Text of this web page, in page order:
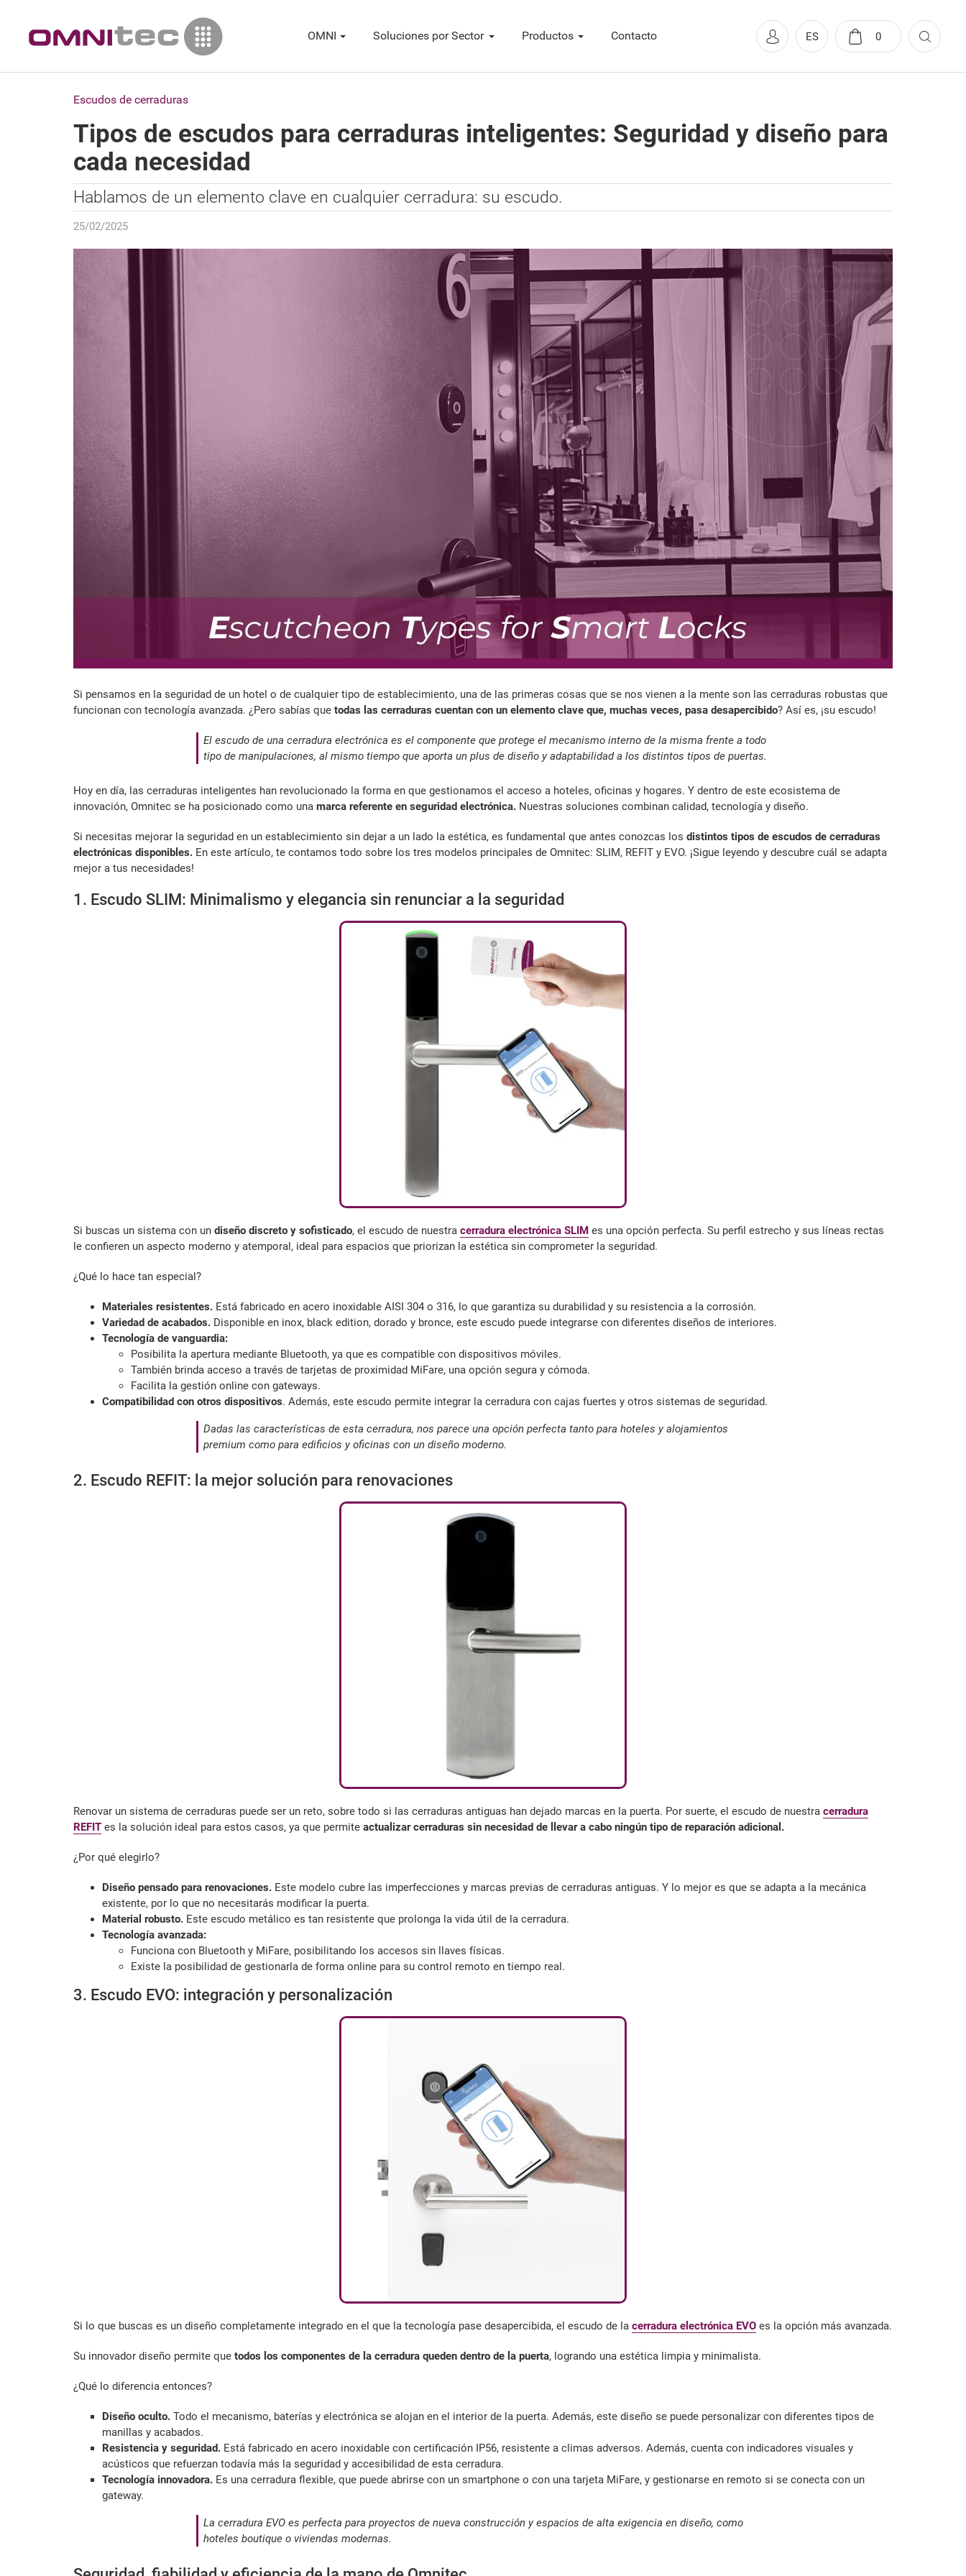
OMNI Soluciones por Sector Productos Contacto ES 0
Escudos de cerraduras
Tipos de escudos para cerraduras inteligentes: Seguridad y diseño para
cada necesidad
Hablamos de un elemento clave en cualquier cerradura: su escudo.
25/02/2025
Si pensamos en la seguridad de un hotel o de cualquier tipo de establecimiento, una de las primeras cosas que se nos vienen a la mente son las cerraduras robustas que
funcionan con tecnología avanzada. ¿Pero sabías que todas las cerraduras cuentan con un elemento clave que, muchas veces, pasa desapercibido? Así es, ¡su escudo!
El escudo de una cerradura electrónica es el componente que protege el mecanismo interno de la misma frente a todo
tipo de manipulaciones, al mismo tiempo que aporta un plus de diseño y adaptabilidad a los distintos tipos de puertas.
Hoy en día, las cerraduras inteligentes han revolucionado la forma en que gestionamos el acceso a hoteles, oficinas y hogares. Y dentro de este ecosistema de
innovación, Omnitec se ha posicionado como una marca referente en seguridad electrónica. Nuestras soluciones combinan calidad, tecnología y diseño.
Si necesitas mejorar la seguridad en un establecimiento sin dejar a un lado la estética, es fundamental que antes conozcas los distintos tipos de escudos de cerraduras
electrónicas disponibles. En este artículo, te contamos todo sobre los tres modelos principales de Omnitec: SLIM, REFIT y EVO. ¡Sigue leyendo y descubre cuál se adapta
mejor a tus necesidades!
1. Escudo SLIM: Minimalismo y elegancia sin renunciar a la seguridad
Si buscas un sistema con un diseño discreto y sofisticado, el escudo de nuestra cerradura electrónica SLIM es una opción perfecta. Su perfil estrecho y sus líneas rectas
le confieren un aspecto moderno y atemporal, ideal para espacios que priorizan la estética sin comprometer la seguridad.
¿Qué lo hace tan especial?
Materiales resistentes. Está fabricado en acero inoxidable AISI 304 o 316, lo que garantiza su durabilidad y su resistencia a la corrosión.
Variedad de acabados. Disponible en inox, black edition, dorado y bronce, este escudo puede integrarse con diferentes diseños de interiores.
Tecnología de vanguardia:
Posibilita la apertura mediante Bluetooth, ya que es compatible con dispositivos móviles.
También brinda acceso a través de tarjetas de proximidad MiFare, una opción segura y cómoda.
Facilita la gestión online con gateways.
Compatibilidad con otros dispositivos. Además, este escudo permite integrar la cerradura con cajas fuertes y otros sistemas de seguridad.
Dadas las características de esta cerradura, nos parece una opción perfecta tanto para hoteles y alojamientos
premium como para edificios y oficinas con un diseño moderno.
2. Escudo REFIT: la mejor solución para renovaciones
Renovar un sistema de cerraduras puede ser un reto, sobre todo si las cerraduras antiguas han dejado marcas en la puerta. Por suerte, el escudo de nuestra cerradura
REFIT es la solución ideal para estos casos, ya que permite actualizar cerraduras sin necesidad de llevar a cabo ningún tipo de reparación adicional.
¿Por qué elegirlo?
Diseño pensado para renovaciones. Este modelo cubre las imperfecciones y marcas previas de cerraduras antiguas. Y lo mejor es que se adapta a la mecánica
existente, por lo que no necesitarás modificar la puerta.
Material robusto. Este escudo metálico es tan resistente que prolonga la vida útil de la cerradura.
Tecnología avanzada:
Funciona con Bluetooth y MiFare, posibilitando los accesos sin llaves físicas.
Existe la posibilidad de gestionarla de forma online para su control remoto en tiempo real.
3. Escudo EVO: integración y personalización
Si lo que buscas es un diseño completamente integrado en el que la tecnología pase desapercibida, el escudo de la cerradura electrónica EVO es la opción más avanzada.
Su innovador diseño permite que todos los componentes de la cerradura queden dentro de la puerta, logrando una estética limpia y minimalista.
¿Qué lo diferencia entonces?
Diseño oculto. Todo el mecanismo, baterías y electrónica se alojan en el interior de la puerta. Además, este diseño se puede personalizar con diferentes tipos de
manillas y acabados.
Resistencia y seguridad. Está fabricado en acero inoxidable con certificación IP56, resistente a climas adversos. Además, cuenta con indicadores visuales y
acústicos que refuerzan todavía más la seguridad y accesibilidad de esta cerradura.
Tecnología innovadora. Es una cerradura flexible, que puede abrirse con un smartphone o con una tarjeta MiFare, y gestionarse en remoto si se conecta con un
gateway.
La cerradura EVO es perfecta para proyectos de nueva construcción y espacios de alta exigencia en diseño, como
hoteles boutique o viviendas modernas.